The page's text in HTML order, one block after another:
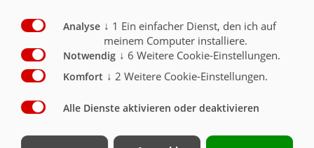
Schlauchhalterung an Stirnseite
Frontwanderhöhung mechanisch verstellbar
verstellbar
Analyse ↓ 1 Ein einfacher Dienst, den ich auf
meinem Computer installiere.
Notwendig ↓ 6 Weitere Cookie-Einstellungen.
Komfort ↓ 2 Weitere Cookie-Einstellungen.
Alle Dienste aktivieren oder deaktivieren